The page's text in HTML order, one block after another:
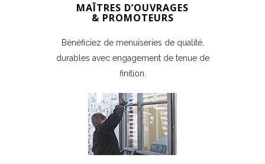
MAÎTRES D’OUVRAGES
& PROMOTEURS
Bénéficiez de menuiseries de qualité,
durables avec engagement de tenue de
finition.